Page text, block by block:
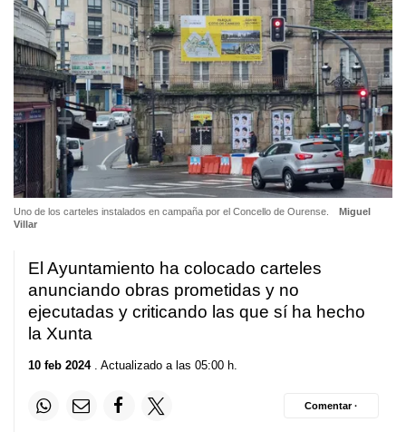
Uno de los carteles instalados en campaña por el Concello de Ourense.
Miguel
Villar
El Ayuntamiento ha colocado carteles
anunciando obras prometidas y no
ejecutadas y criticando las que sí ha hecho
la Xunta
10 feb 2024. Actualizado a las 05:00 h.
Comentar ·